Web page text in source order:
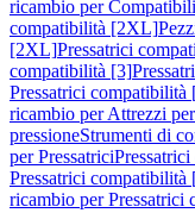
ricambio per
compatibilità [2XL]
[2XL]Pressatrici
compatibilità [3]
Pressatrici compatibilità
ricambio per Attrezzi
pressioneStrumenti di
per Pressatrici
Pressatrici compatibilità
ricambio per Pressatrici